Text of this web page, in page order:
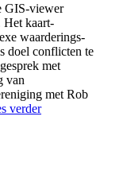
GIS-viewer
Het kaart-
waarderings-
doel conflicten te
met
van
met Rob
verder